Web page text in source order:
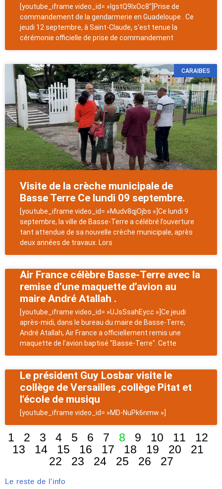
[youtube_iframe video_id= »lgstQ9IxOc8″]Prise de
commandement de la gendarmerie en Guadeloupe . Ce
jeudi 12 septembre, à Saint-Claude, s'est tenue la
cérémonie officielle de prise de commandement
CARAIBES
Visite de la crèche municipale de
Basse Terre Ce lundi 09 septembre.
[youtube_iframe video_id= »Mudv8qjOjbs »]Ce lundi 9
septembre, la ville de Basse-Terre a célébré l’ouverture
tant attendue de sa nouvelle crèche municipale, après
deux années de travaux. Lors
Air France célèbre Basse-Terre avec la
remise d’une maquette d’avion au
maire André Atallah .
[youtube_iframe video_id= »UJsSsahEycc »]Ce jeudi
après-midi, dans le bureau du maire de Basse-Terre,
André Atallah, Air France a officiellement remis une
maquette de l’avion baptisé "Basse-Terre". Cette
Le président Guy Losbar visite le
collège de Versailles ,collège Pitat et
l'école de musiqu
[youtube_iframe video_id= »MD-NuPk6nmw »]
1 2 3 4 5 6 7 8 9 10 11
12
13
14 15 16 17 18 19 20
21
22
23 24 25 26 27
Le reste de l'info